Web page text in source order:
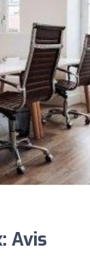
Avis